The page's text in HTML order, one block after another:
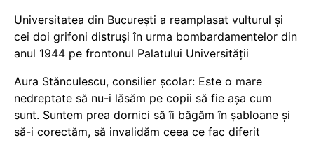
Universitatea din București a reamplasat vulturul și
cei doi grifoni distruși în urma bombardamentelor din
anul 1944 pe frontonul Palatului Universității
Aura Stănculescu, consilier școlar: Este o mare
nedreptate să nu-i lăsăm pe copii să fie așa cum
sunt. Suntem prea dornici să îi băgăm în șabloane și
să-i corectăm, să invalidăm ceea ce fac diferit